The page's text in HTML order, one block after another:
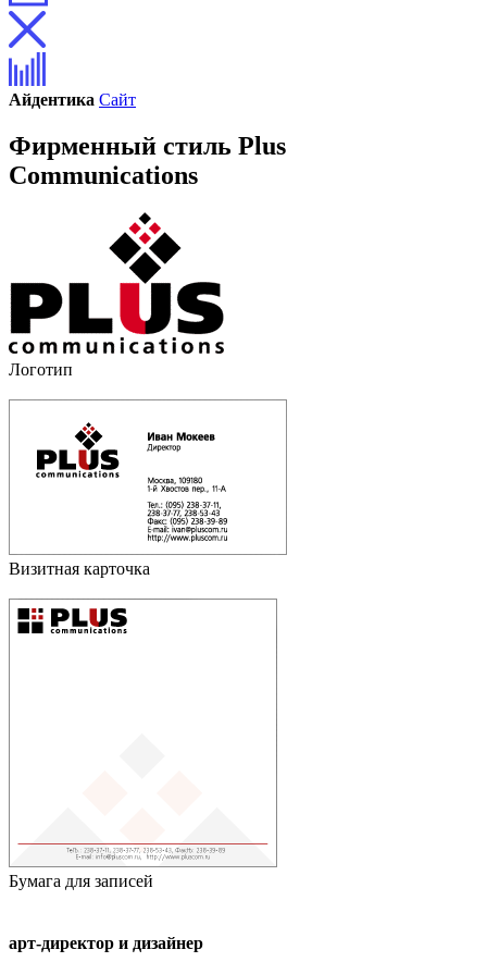
Айдентика Сайт
Фирменный стиль Plus
Communications
Логотип
Визитная карточка
Бумага для записей
арт-директор и дизайнер